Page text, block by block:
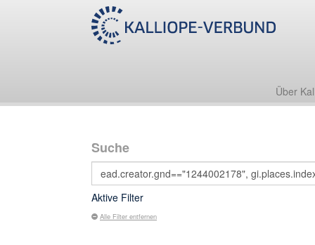
Über
Suche
Aktive Filter
Alle Filter entfernen